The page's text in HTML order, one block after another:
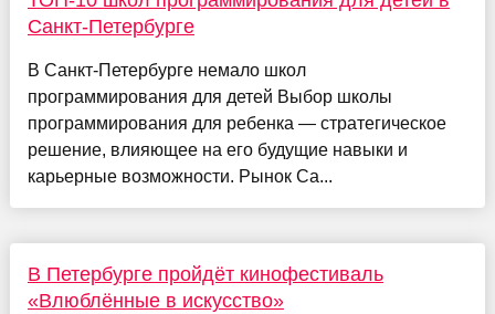
Санкт-Петербурге
В Санкт-Петербурге немало школ
программирования для детей Выбор школы
программирования для ребенка — стратегическое
решение, влияющее на его будущие навыки и
карьерные возможности. Рынок Са...
В Петербурге пройдёт кинофестиваль
«Влюблённые в искусство»